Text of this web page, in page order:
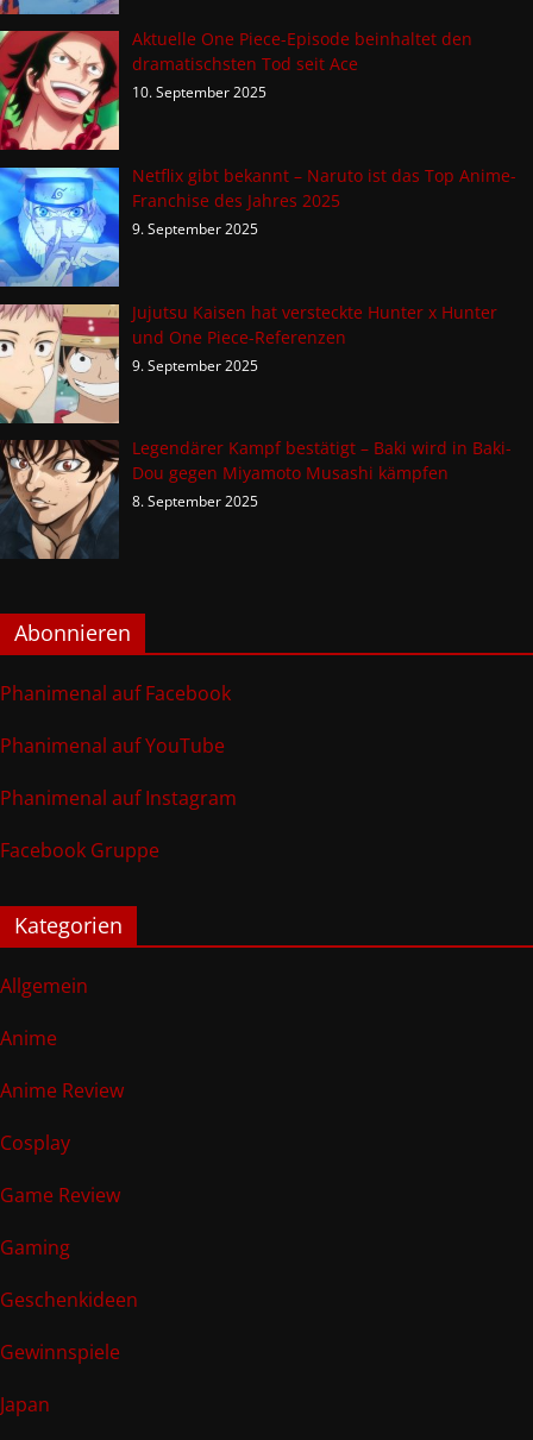
Aktuelle One Piece-Episode beinhaltet den
dramatischsten Tod seit Ace
10. September 2025
Netflix gibt bekannt – Naruto ist das Top Anime-
Franchise des Jahres 2025
9. September 2025
Jujutsu Kaisen hat versteckte Hunter x Hunter
und One Piece-Referenzen
9. September 2025
Legendärer Kampf bestätigt – Baki wird in Baki-
Dou gegen Miyamoto Musashi kämpfen
8. September 2025
Abonnieren
Phanimenal auf Facebook
Phanimenal auf YouTube
Phanimenal auf Instagram
Facebook Gruppe
Kategorien
Allgemein
Anime
Anime Review
Cosplay
Game Review
Gaming
Geschenkideen
Gewinnspiele
Japan